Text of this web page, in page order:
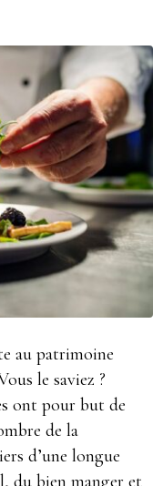
au patrimoine
le saviez ?
ont pour but de
de la
d’une longue
du bien manger et